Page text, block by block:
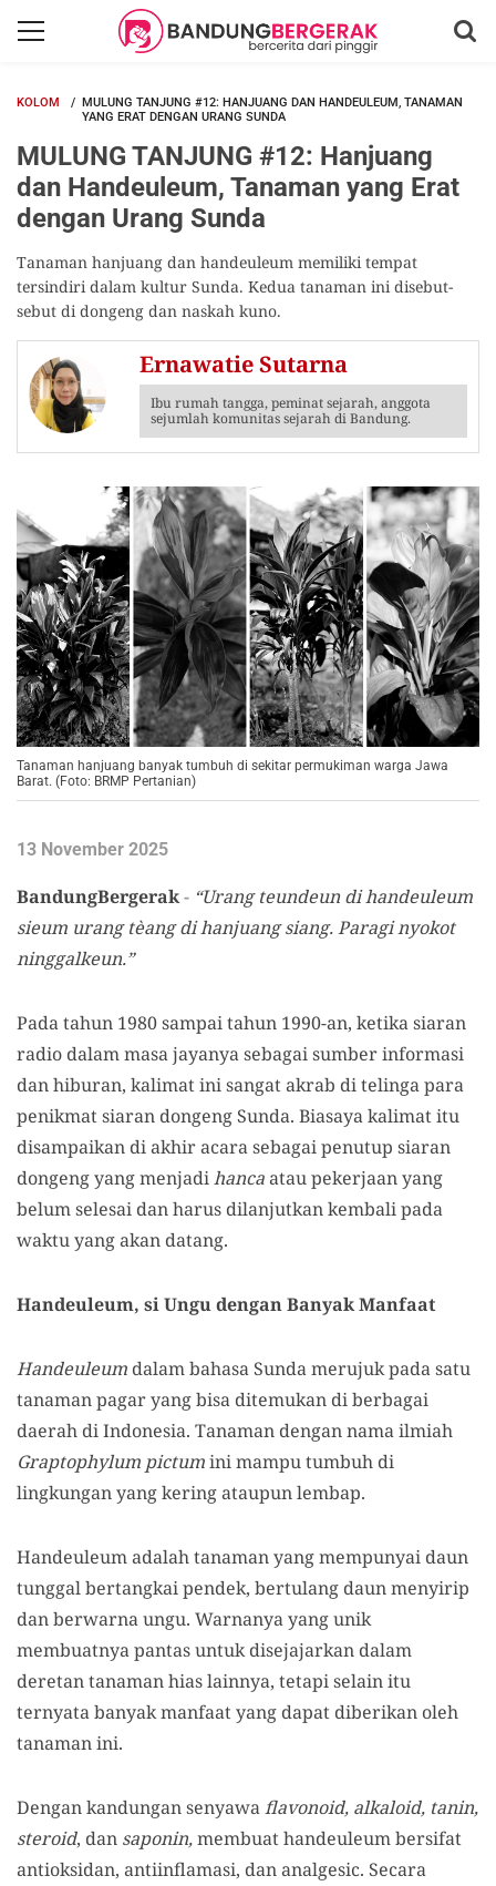
KOLOM
MULUNG TANJUNG #12: HANJUANG DAN HANDEULEUM, TANAMAN
YANG ERAT DENGAN URANG SUNDA
MULUNG TANJUNG #12: Hanjuang
dan Handeuleum, Tanaman yang Erat
dengan Urang Sunda
Tanaman hanjuang dan handeuleum memiliki tempat
tersindiri dalam kultur Sunda. Kedua tanaman ini disebut-
sebut di dongeng dan naskah kuno.
Ernawatie Sutarna
Ibu rumah tangga, peminat sejarah, anggota
sejumlah komunitas sejarah di Bandung.
Tanaman hanjuang banyak tumbuh di sekitar permukiman warga Jawa
Barat. (Foto: BRMP Pertanian)
13 November 2025
BandungBergerak- “Urang teundeun di handeuleum
sieum urang tèang di hanjuang siang. Paragi nyokot
ninggalkeun.”
Pada tahun 1980 sampai tahun 1990-an, ketika siaran
radio dalam masa jayanya sebagai sumber informasi
dan hiburan, kalimat ini sangat akrab di telinga para
penikmat siaran dongeng Sunda. Biasaya kalimat itu
disampaikan di akhir acara sebagai penutup siaran
dongeng yang menjadihancaatau pekerjaan yang
belum selesai dan harus dilanjutkan kembali pada
waktu yang akan datang.
Handeuleum, si Ungu dengan Banyak Manfaat
Handeuleum dalam bahasa Sunda merujuk pada satu
tanaman pagar yang bisa ditemukan di berbagai
daerah di Indonesia. Tanaman dengan nama ilmiah
Graptophylum pictumini mampu tumbuh di
lingkungan yang kering ataupun lembap.
Handeuleum adalah tanaman yang mempunyai daun
tunggal bertangkai pendek, bertulang daun menyirip
dan berwarna ungu. Warnanya yang unik
membuatnya pantas untuk disejajarkan dalam
deretan tanaman hias lainnya, tetapi selain itu
ternyata banyak manfaat yang dapat diberikan oleh
tanaman ini.
Dengan kandungan senyawaflavonoid, alkaloid, tanin,
steroid, dan saponin,membuat handeuleum bersifat
antioksidan, antiinflamasi, dan analgesic. Secara